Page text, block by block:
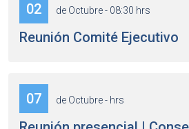
02 de Octubre - 08:30 hrs
Reunión Comité Ejecutivo
07 de Octubre - hrs